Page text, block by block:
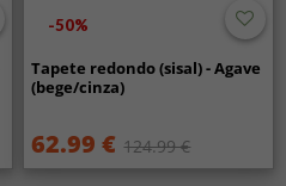
-50%
Tapete redondo (sisal) - Agave
(bege/cinza)
62.99 € 124.99 €